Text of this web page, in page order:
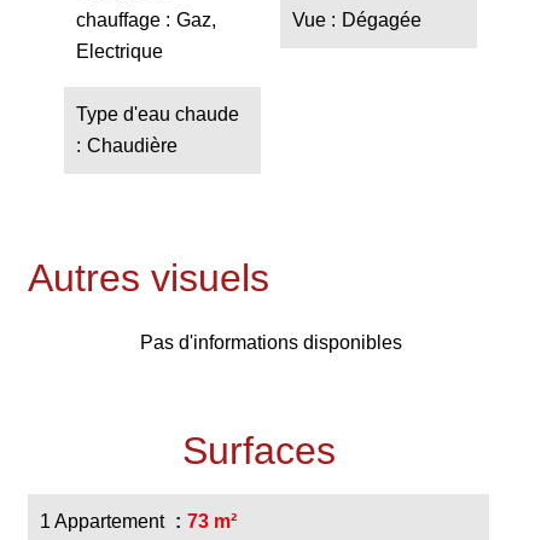
chauffage
Gaz,
Electrique
Type d'eau chaude
Chaudière
Vue Dégagée
Autres visuels
Pas d'informations disponibles
Surfaces
1 Appartement 73 m²